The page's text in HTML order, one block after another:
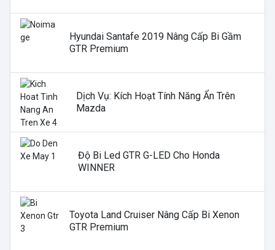
Hyundai Santafe 2019 Nâng Cấp Bi Gầm
GTR Premium
Dịch Vụ: Kích Hoạt Tính Năng Ẩn Trên
Mazda
Độ Bi Led GTR G-LED Cho Honda
WINNER
Toyota Land Cruiser Nâng Cấp Bi Xenon
GTR Premium